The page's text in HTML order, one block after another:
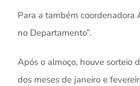
Para a também coordenadora
no Departamento”.
Após o almoço, houve sorteio
dos meses de janeiro e